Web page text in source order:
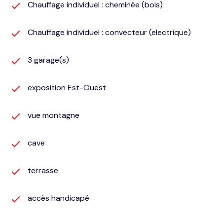
Chauffage individuel : cheminée (bois)
Chauffage individuel : convecteur (electrique)
3 garage(s)
exposition Est-Ouest
vue montagne
cave
terrasse
accès handicapé